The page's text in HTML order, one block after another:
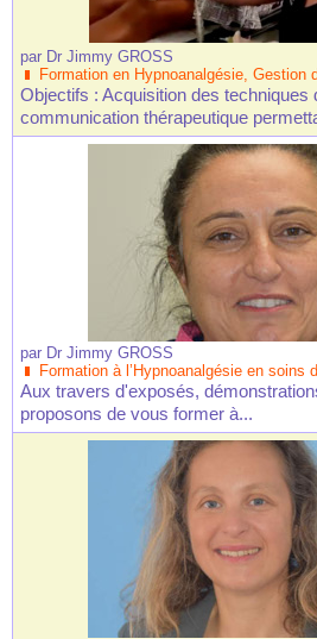
par Dr Jimmy GROSS
Formation en Hypnoanalgésie, Gestion
Objectifs : Acquisition des techniques
communication thérapeutique
par Dr Jimmy GROSS
Formation à l’Hypnoanalgésie en soins
Aux travers d'exposés,
proposons de vous former à...